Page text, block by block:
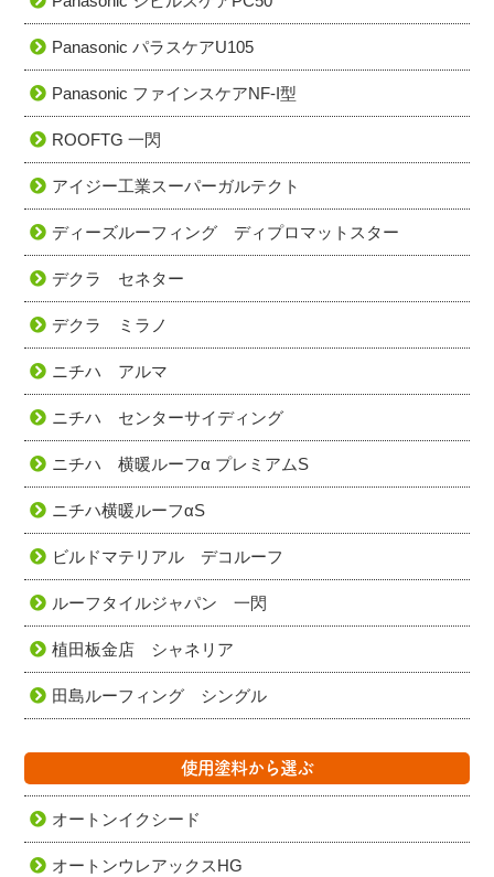
Panasonic パラスケアU105
Panasonic ファインスケアNF-I型
ROOFTG 一閃
アイジー工業スーパーガルテクト
ディーズルーフィング ディプロマットスター
デクラ セネター
デクラ ミラノ
ニチハ アルマ
ニチハ センターサイディング
ニチハ 横暖ルーフα プレミアムS
ニチハ横暖ルーフαS
ビルドマテリアル デコルーフ
ルーフタイルジャパン 一閃
植田板金店 シャネリア
田島ルーフィング シングル
使用塗料から選ぶ
オートンイクシード
オートンウレアックスHG